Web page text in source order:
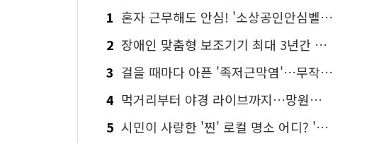
하
기
하
기
1 혼자 근무해도 안심! '소상공인안심벨' 신청하세요
2 장애인 맞춤형 보조기기 최대 3년간 무상 대여…삶의 질 높인다
3 걸을 때마다 아픈 '족저근막염'…무작정 참지 말고 '이것' 해보세요!
4 먹거리부터 야경 라이브까지…망원한강공원 알짜 코스
5 시민이 사랑한 '찐' 로컬 명소 어디? '서울에디션25' 추천 코스